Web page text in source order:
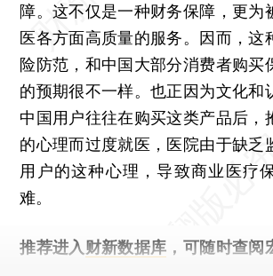
障。这不仅是一种财务保障，更为
医各方面高质量的服务。因而，这
险防范，和中国大部分消费者购买
的预期很不一样。也正因为文化和
中国用户往往在购买这类产品后，
的心理而过度就医，医院由于缺乏
用户的这种心理，导致商业医疗
难。
推荐进入 财新数据库 ，可随时查